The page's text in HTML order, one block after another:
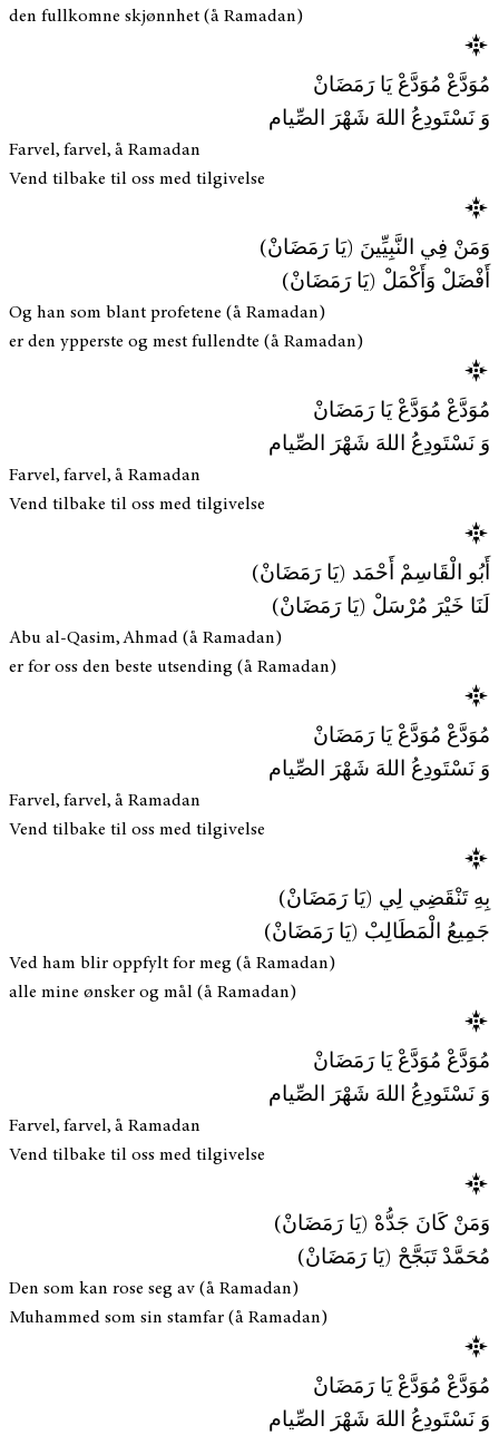
den fullkomne skjønnhet (å Ramadan)
مُوَدَّعْ مُوَدَّعْ يَا رَمَضَانْ
وَ نَسْتَودِعُ اللهَ شَهْرَ الصِّيام
Farvel, farvel, å Ramadan
Vend tilbake til oss med tilgivelse
وَمَنْ فِي النَّبِيِّينَ (يَا رَمَضَانْ)
أَفْضَلْ وَأَكْمَلْ (يَا رَمَضَانْ)
Og han som blant profetene (å Ramadan)
er den ypperste og mest fullendte (å Ramadan)
مُوَدَّعْ مُوَدَّعْ يَا رَمَضَانْ
وَ نَسْتَودِعُ اللهَ شَهْرَ الصِّيام
Farvel, farvel, å Ramadan
Vend tilbake til oss med tilgivelse
أَبُو الْقَاسِمْ أَحْمَد (يَا رَمَضَانْ)
لَنَا خَيْرَ مُرْسَلْ (يَا رَمَضَانْ)
Abu al-Qasim, Ahmad (å Ramadan)
er for oss den beste utsending (å Ramadan)
مُوَدَّعْ مُوَدَّعْ يَا رَمَضَانْ
وَ نَسْتَودِعُ اللهَ شَهْرَ الصِّيام
Farvel, farvel, å Ramadan
Vend tilbake til oss med tilgivelse
بِهِ تَنْقَضِي لِي (يَا رَمَضَانْ)
جَمِيعُ الْمَطَالِبْ (يَا رَمَضَانْ)
Ved ham blir oppfylt for meg (å Ramadan)
alle mine ønsker og mål (å Ramadan)
مُوَدَّعْ مُوَدَّعْ يَا رَمَضَانْ
وَ نَسْتَودِعُ اللهَ شَهْرَ الصِّيام
Farvel, farvel, å Ramadan
Vend tilbake til oss med tilgivelse
وَمَنْ كَانَ جَدُّهْ (يَا رَمَضَانْ)
مُحَمَّدْ تَبَجَّحْ (يَا رَمَضَانْ)
Den som kan rose seg av (å Ramadan)
Muhammed som sin stamfar (å Ramadan)
مُوَدَّعْ مُوَدَّعْ يَا رَمَضَانْ
وَ نَسْتَودِعُ اللهَ شَهْرَ الصِّيام